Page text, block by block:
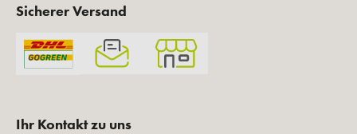
Sicherer Versand
Ihr Kontakt zu uns